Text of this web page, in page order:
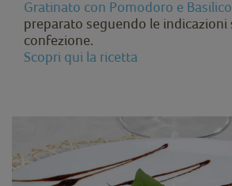
Gratinato con Pomodoro e Basilico
preparato seguendo le indicazioni
confezione.
Scopri qui la ricetta